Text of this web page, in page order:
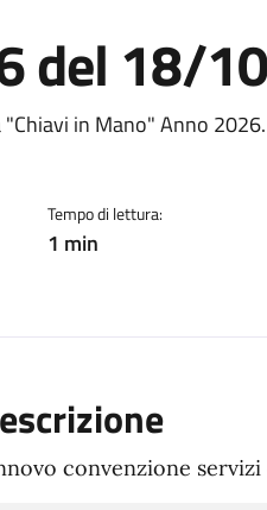
del 18/
in Mano" Anno 2026.
Tempo di lettura:
1 min
convenzione